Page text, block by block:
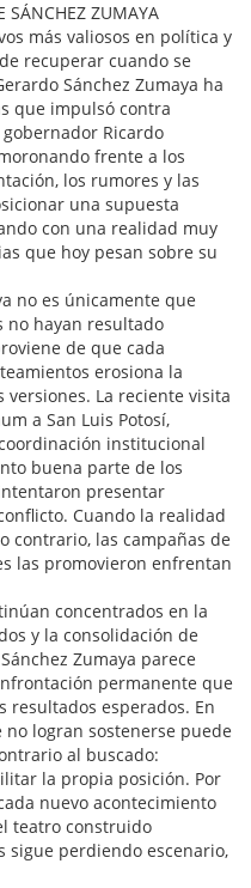
SÁNCHEZ ZUMAYA
más valiosos en política y
recuperar cuando se
Sánchez Zumaya ha
que impulsó contra
Ricardo
frente a los
los rumores y las
una supuesta
con una realidad muy
que hoy pesan sobre su
no es únicamente que
no hayan resultado
de que cada
erosiona la
La reciente visita
a San Luis Potosí,
institucional
buena parte de los
presentar
Cuando la realidad
contrario, las campañas de
las promovieron enfrentan
concentrados en la
y la consolidación de
Zumaya parece
permanente que
resultados esperados. En
logran sostenerse puede
al buscado:
la propia posición. Por
nuevo acontecimiento
teatro construido
sigue perdiendo escenario,